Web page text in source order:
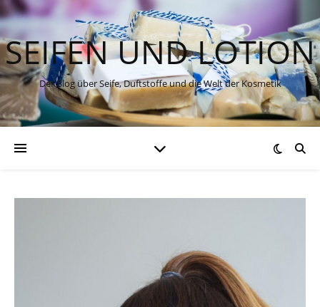
SEIFEN UND LOTION
Der Blog über Seife, Duftstoffe und die Welt der Kosmetik